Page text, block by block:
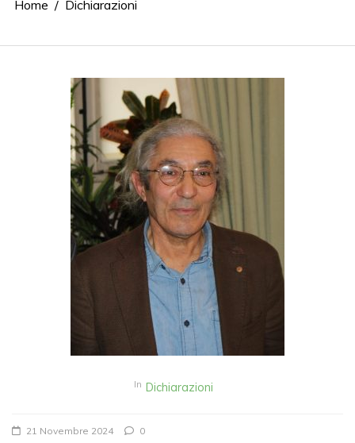
Home Dichiarazioni
In Dichiarazioni
21 Novembre 2024 0